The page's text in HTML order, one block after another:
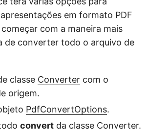
em formato PDF
com a maneira mais
de converter todo o arquivo de
classe Converter com o
origem.
PdfConvertOptions.
convert da classe Converter.